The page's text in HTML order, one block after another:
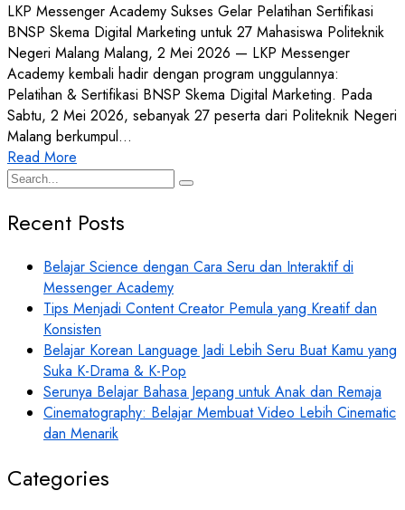
LKP Messenger Academy Sukses Gelar Pelatihan Sertifikasi
BNSP Skema Digital Marketing untuk 27 Mahasiswa Politeknik
Negeri Malang Malang, 2 Mei 2026 — LKP Messenger
Academy kembali hadir dengan program unggulannya:
Pelatihan & Sertifikasi BNSP Skema Digital Marketing. Pada
Sabtu, 2 Mei 2026, sebanyak 27 peserta dari Politeknik Negeri
Malang berkumpul…
Read More
Recent Posts
Belajar Science dengan Cara Seru dan Interaktif di
Messenger Academy
Tips Menjadi Content Creator Pemula yang Kreatif dan
Konsisten
Belajar Korean Language Jadi Lebih Seru Buat Kamu yang
Suka K-Drama & K-Pop
Serunya Belajar Bahasa Jepang untuk Anak dan Remaja
Cinematography: Belajar Membuat Video Lebih Cinematic
dan Menarik
Categories